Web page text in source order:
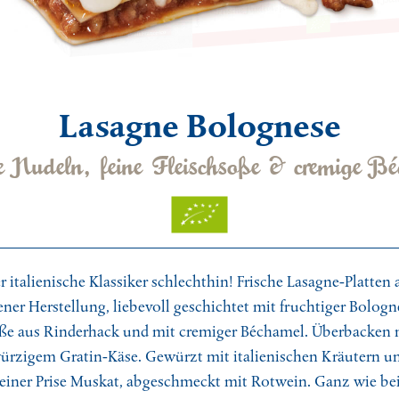
Mojito mit Sorbet
Bolognese selbstgemacht
mit Garnelenspieß
Weihnachtsente mit Äpfeln
Hersteller
Emmanuel
Andrea
Lasagne Bolognese
Nudeln, feine Fleischsoße & cremige
italienische Klassiker schlechthin! Frische Lasagne-Platten
Herstellung, liebevoll geschichtet mit fruchtiger
aus Rinderhack und mit cremiger Béchamel. Überbacken
Gratin-Käse. Gewürzt mit italienischen Kräutern
einer Prise Muskat, abgeschmeckt mit Rotwein. Ganz wie bei
Milch Butter Weizenmehl
Sulfite
Butter
Hartweizengrieß
Ei
je 100 g
697 kJ / 167 kcal
Fettsäuren
5,7 g
Kohlenhydrate
davon Zucker
Eiweiß
Salz
Ober- und Unterhitze:
35-40 Min. bei 200 °C
Umluft:
180 °C